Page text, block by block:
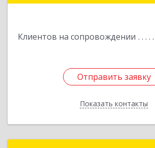
Клиентов на сопровождении
Отправить заявку
Показать контакты
Отправить заявку
Назад